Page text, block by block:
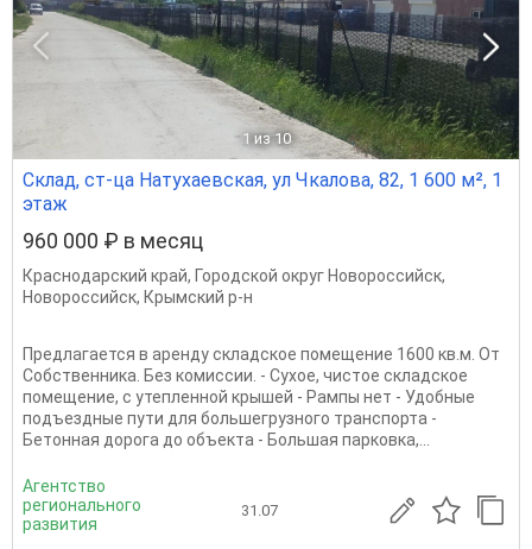
1 из 10
Склад, ст-ца Натухаевская, ул Чкалова, 82, 1 600 м², 1
этаж
960 000 ₽ в месяц
Краснодарский край, Городской округ Новороссийск,
Новороссийск, Крымский р-н
Предлагается в аренду складское помещение 1600 кв.м. От
Собственника. Без комиссии. - Сухое, чистое складское
помещение, с утепленной крышей - Рампы нет - Удобные
подъездные пути для большегрузного транспорта -
Бетонная дорога до объекта - Большая парковка,...
Агентство
регионального
развития
31.07